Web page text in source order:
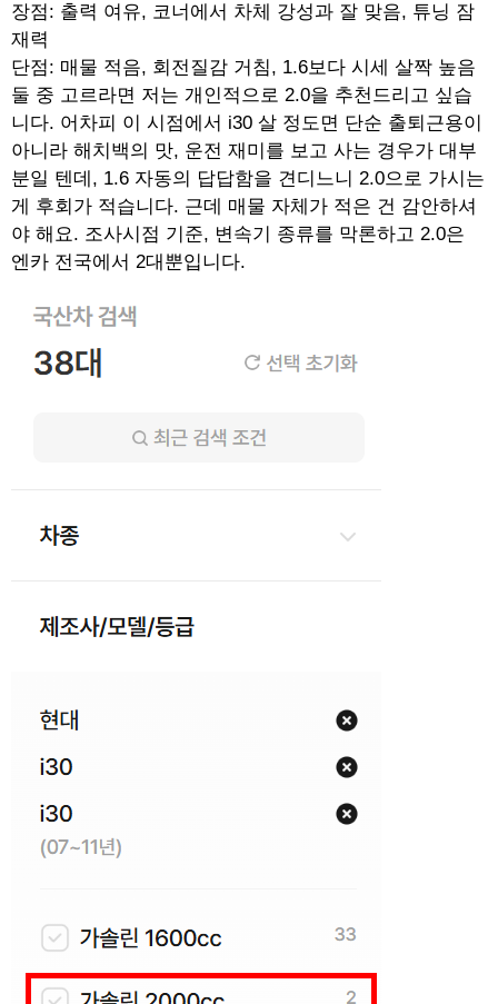
장점: 출력 여유, 코너에서 차체 강성과 잘 맞음, 튜닝 잠
재력
단점: 매물 적음, 회전질감 거침, 1.6보다 시세 살짝 높음
둘 중 고르라면 저는 개인적으로 2.0을 추천드리고 싶습
니다. 어차피 이 시점에서 i30 살 정도면 단순 출퇴근용이
아니라 해치백의 맛, 운전 재미를 보고 사는 경우가 대부
분일 텐데, 1.6 자동의 답답함을 견디느니 2.0으로 가시는
게 후회가 적습니다. 근데 매물 자체가 적은 건 감안하셔
야 해요. 조사시점 기준, 변속기 종류를 막론하고 2.0은
엔카 전국에서 2대뿐입니다.